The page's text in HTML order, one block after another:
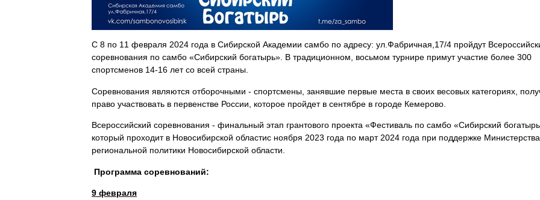
С 8 по 11 февраля 2024 года в Сибирской Академии самбо по адресу: ул.Фабричная,17/4 пройдут
соревнования по самбо «Сибирский богатырь». В традиционном, восьмом турнире примут участие более 300
спортсменов 14-16 лет со всей страны.
Соревнования являются отборочными - спортсмены, занявшие первые места в своих весовых категориях,
право участвовать в первенстве России, которое пройдет в сентябре в городе Кемерово.
Всероссийский соревнования - финальный этап грантового проекта «Фестиваль по самбо «Сибирский
который проходит в Новосибирской областис ноября 2023 года по март 2024 года при поддержке Министерства
региональной политики Новосибирской области.
Программа соревнований:
9 февраля